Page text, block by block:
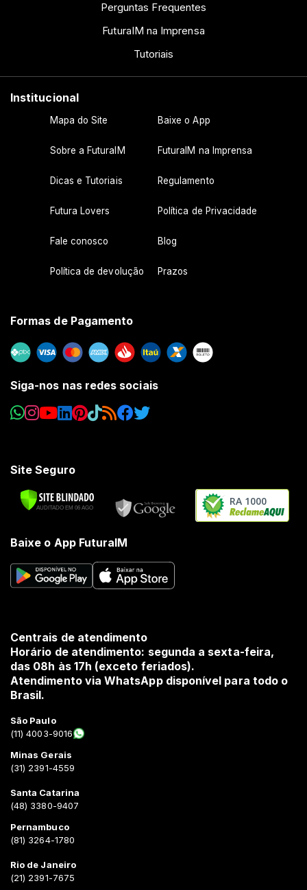
Perguntas Frequentes
FuturaIM na Imprensa
Tutoriais
Institucional
Mapa do Site Baixe o App
Sobre a FuturaIM FuturaIM na Imprensa
Dicas e Tutoriais Regulamento
Futura Lovers Política de Privacidade
Fale conosco Blog
Política de devolução Prazos
Formas de Pagamento
Siga-nos nas redes sociais
Site Seguro
RA 1000
Baixe o App FuturaIM
Centrais de atendimento
Horário de atendimento: segunda a sexta-feira,
das 08h às 17h (exceto feriados).
Atendimento via WhatsApp disponível para todo o
Brasil.
São Paulo
(11) 4003-9016
Minas Gerais
(31) 2391-4559
Santa Catarina
(48) 3380-9407
Pernambuco
(81) 3264-1780
Rio de Janeiro
(21) 2391-7675